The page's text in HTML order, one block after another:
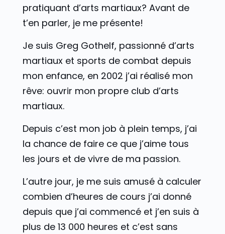
pratiquant d’arts martiaux? Avant de
t’en parler, je me présente!
Je suis Greg Gothelf, passionné d’arts
martiaux et sports de combat depuis
mon enfance, en 2002 j’ai réalisé mon
rêve: ouvrir mon propre club d’arts
martiaux.
Depuis c’est mon job à plein temps, j’ai
la chance de faire ce que j’aime tous
les jours et de vivre de ma passion.
L’autre jour, je me suis amusé à calculer
combien d’heures de cours j’ai donné
depuis que j’ai commencé et j’en suis à
plus de 13 000 heures et c’est sans